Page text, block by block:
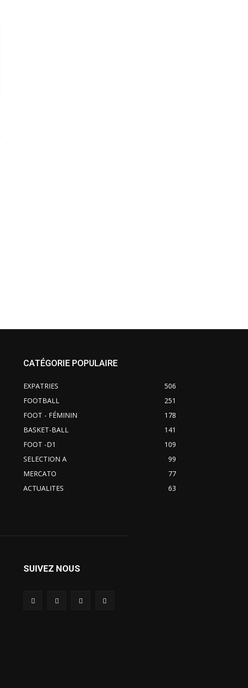
CATÉGORIE POPULAIRE
EXPATRIES
506
FOOTBALL
251
FOOT - FÉMININ
178
BASKET-BALL
141
FOOT -D1
109
SELECTION A
99
MERCATO
77
ACTUALITES
63
SUIVEZ NOUS